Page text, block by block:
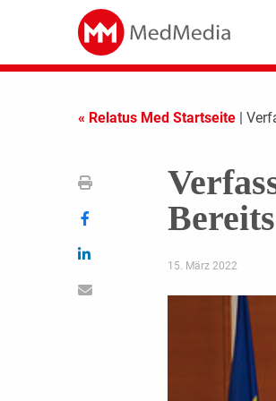
« Relatus Med Startseite |
15. März 2022